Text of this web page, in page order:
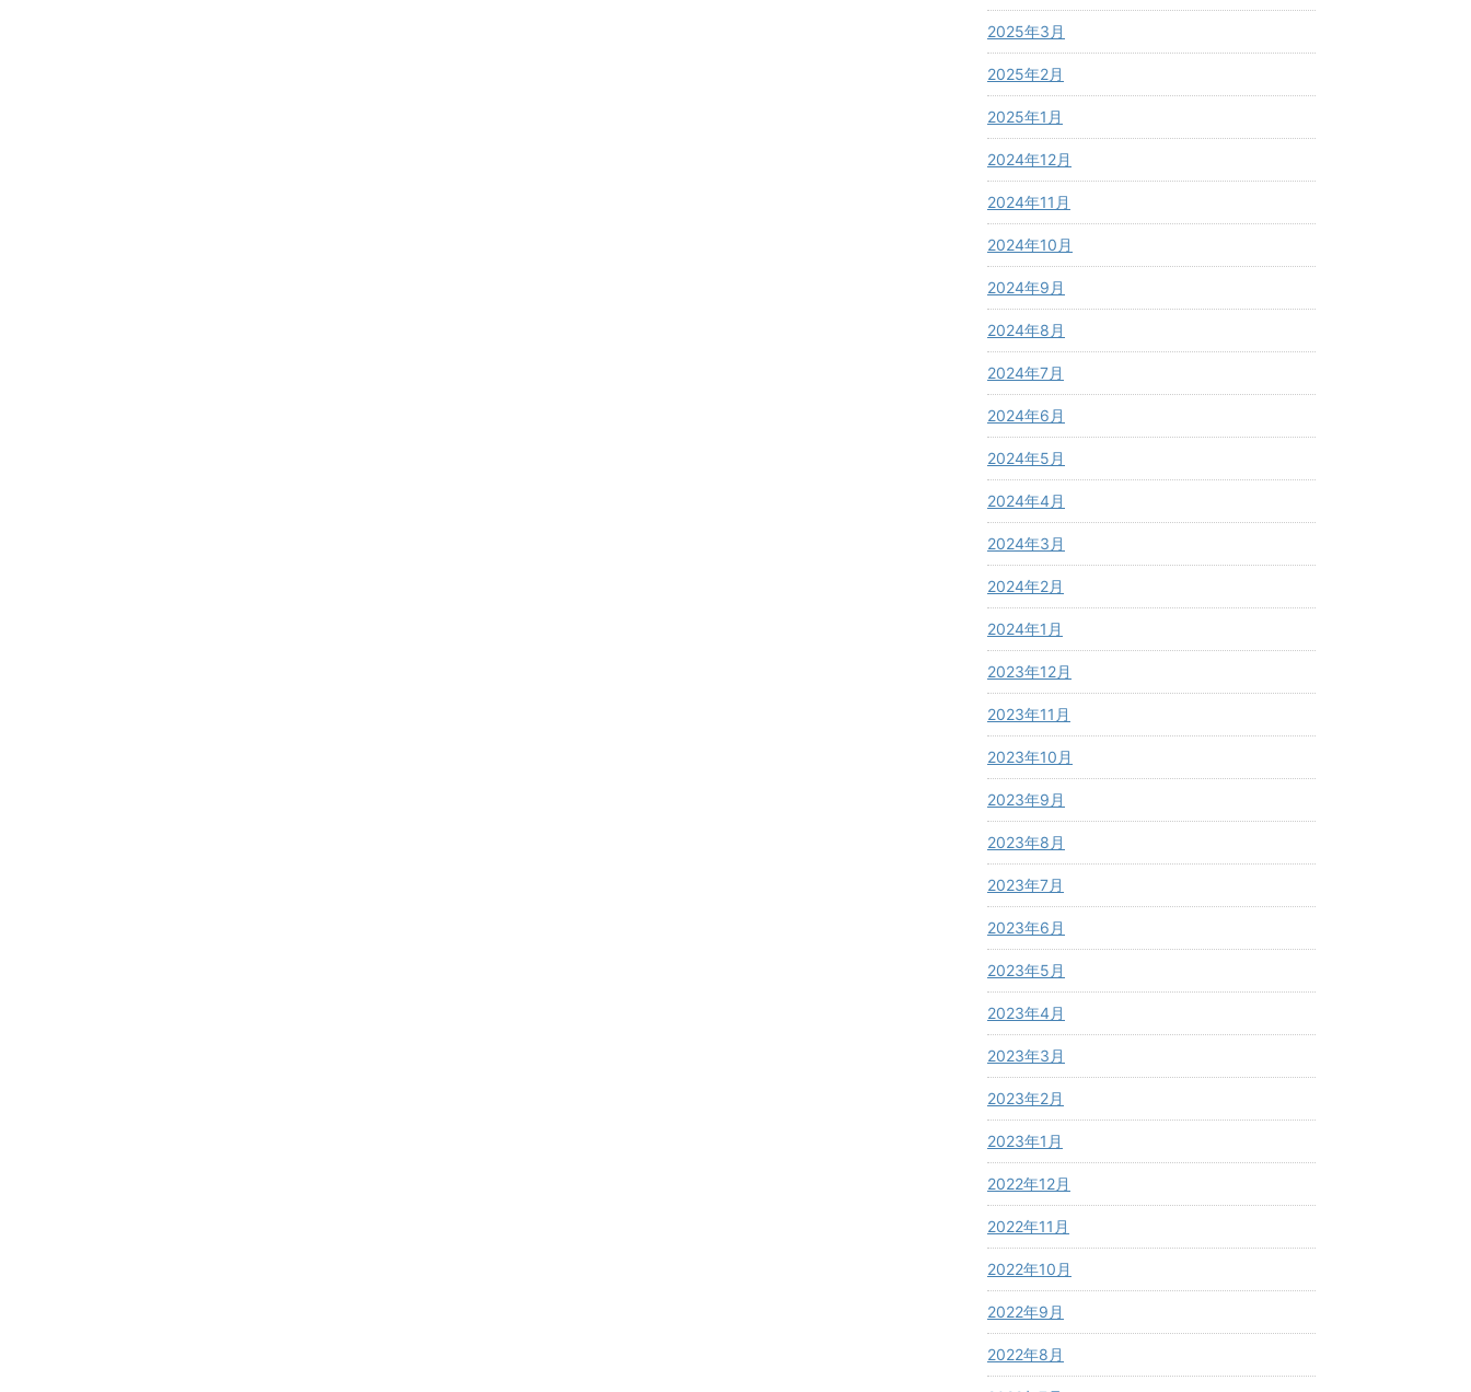
2025年3月
2025年2月
2025年1月
2024年12月
2024年11月
2024年10月
2024年9月
2024年8月
2024年7月
2024年6月
2024年5月
2024年4月
2024年3月
2024年2月
2024年1月
2023年12月
2023年11月
2023年10月
2023年9月
2023年8月
2023年7月
2023年6月
2023年5月
2023年4月
2023年3月
2023年2月
2023年1月
2022年12月
2022年11月
2022年10月
2022年9月
2022年8月